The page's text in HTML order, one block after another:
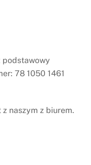
podstawowy
78 1050 1461
naszym z biurem.